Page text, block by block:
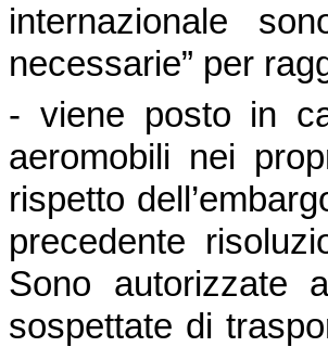
internazionale
necessarie” per
- viene posto in
aeromobili nei
rispetto
precedente
Sono autorizzate
sospettate di